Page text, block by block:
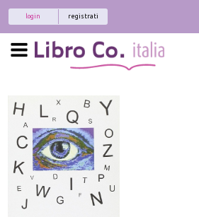
registrati
login